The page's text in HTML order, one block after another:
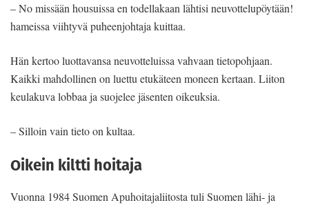
– No missään housuissa en todellakaan lähtisi neuvottelupöytään!
hameissa viihtyvä puheenjohtaja kuittaa.
Hän kertoo luottavansa neuvotteluissa vahvaan tietopohjaan.
Kaikki mahdollinen on luettu etukäteen moneen kertaan. Liiton
keulakuva lobbaa ja suojelee jäsenten oikeuksia.
– Silloin vain tieto on kultaa.
Oikein kiltti hoitaja
Vuonna 1984 Suomen Apuhoitajaliitosta tuli Suomen lähi- ja